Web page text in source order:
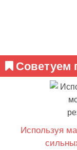
Советуем
Используя